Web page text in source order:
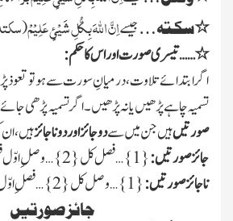
٭سکتہ…جیسےاِنَّ اللّٰہَ بِکُّلِ شَیْئٍ عَلِیْمْ(
٭……تیسری صورت اور اس کا حکم :
اگرابتدائے تلاوت ، درمیانِ سورت سے ہوتو تعوذ
تسمیہ چاہے پڑھیں یا نہ پڑھیں ۔ اگر تسمیہ پڑھی
صورتیںہیں جن میں سےدوجائز اوردوناجائزہیں ،
جائز صورتیں :{
1}… فصل کل{
2}… وصلِ اوّل
ناجائز صورتیں :{
1}… وصل کل{
2}…فصلِ
جائز صورتیں